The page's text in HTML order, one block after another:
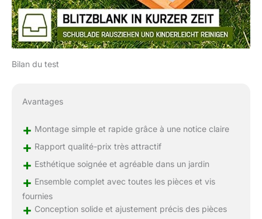
Bilan du test
Avantages
+ Montage simple et rapide grâce à une notice claire
+ Rapport qualité-prix très attractif
+ Esthétique soignée et agréable dans un jardin
+ Ensemble complet avec toutes les pièces et vis
fournies
+ Conception solide et ajustement précis des pièces